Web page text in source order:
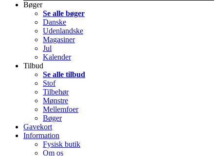
Bøger
Se alle bøger
Danske
Udenlandske
Magasiner
Jul
Kalender
Tilbud
Se alle tilbud
Stof
Tilbehør
Mønstre
Mellemfoer
Bøger
Gavekort
Information
Fysisk butik
Om os